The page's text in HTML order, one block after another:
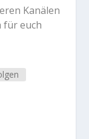
Kanälen
für euch